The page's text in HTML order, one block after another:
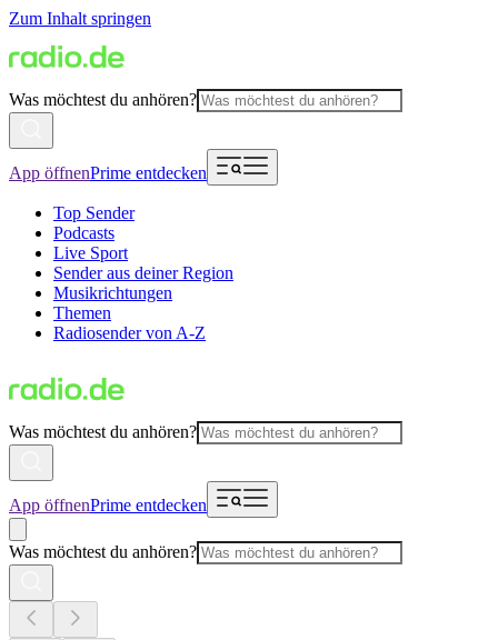
Zum Inhalt springen
Was möchtest du anhören?
App öffnenPrime entdecken
Top Sender
Podcasts
Live Sport
Sender aus deiner Region
Musikrichtungen
Themen
Radiosender von A-Z
Was möchtest du anhören?
App öffnenPrime entdecken
Was möchtest du anhören?